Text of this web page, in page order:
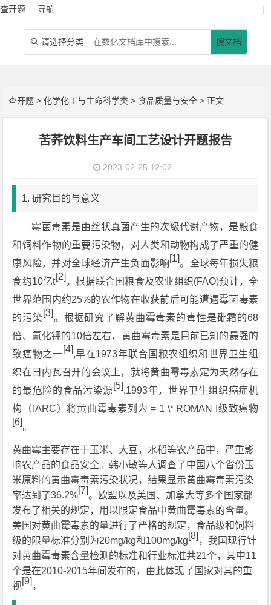
查开题 导航 |
 请选择分类 搜文档
查开题 >化学化工与生命科学类 >食品质量与安全 > 正文
苦荞饮料生产车间工艺设计开题报告
2023-02-25 12:02
1. 研究目的与意义
霉菌毒素是由丝状真菌产生的次级代谢产物，是粮食
和饲料作物的重要污染物，对人类和动物构成了严重的健
康风险，并对全球经济产生负面影响[1]。全球每年损失粮
食约10亿t[2]，根据联合国粮食及农业组织(FAO)预计，全
世界范围内约25%的农作物在收获前后可能遭遇霉菌毒素
的污染[3]。根据研究了解黄曲霉毒素的毒性是砒霜的68
倍、氰化钾的10倍左右，黄曲霉毒素是目前已知的最强的
致癌物之一[4],早在1973年联合国粮农组织和世界卫生组
织在日内瓦召开的会议上，就将黄曲霉毒素定为天然存在
的最危险的食品污染源 [5],1993年，世界卫生组织癌症机
构（IARC）将黄曲霉毒素列为 = 1 \* ROMAN I级致癌物
[6]。
黄曲霉主要存在于玉米、大豆，水稻等农产品中，严重影
响农产品的食品安全。韩小敏等人调查了中国八个省份玉
米原料的黄曲霉毒素污染状况，结果显示黄曲霉毒素污染
率达到了36.2%[7]。欧盟以及美国、加拿大等多个国家都
发布了相关的规定，用以限定食品中黄曲霉毒素的含量。
美国对黄曲霉毒素的量进行了严格的规定，食品级和饲料
级的限量标准分别为20mg/kg和100mg/kg[8] ，我国现行针
对黄曲霉毒素含量检测的标准和行业标准共21个，其中11
个是在2010-2015年间发布的，由此体现了国家对其的重
视[9]。